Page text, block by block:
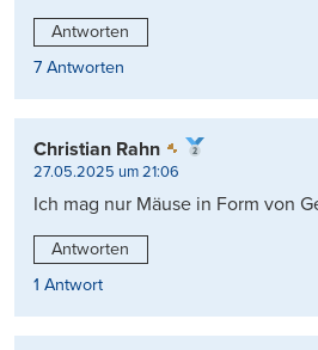
Antworten
7 Antworten
Christian Rahn
27.05.2025 um 21:06
Ich mag nur Mäuse in Form von
Antworten
1 Antwort